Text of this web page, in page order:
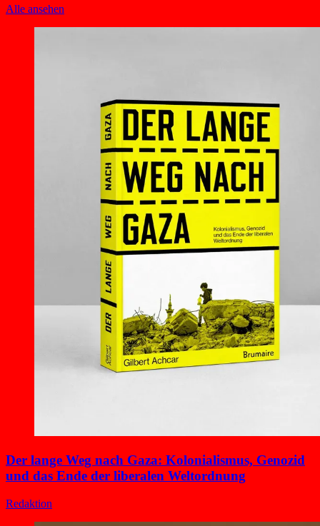
Alle ansehen
Der lange Weg nach Gaza: Kolonialismus, Genozid
und das Ende der liberalen Weltordnung
Redaktion